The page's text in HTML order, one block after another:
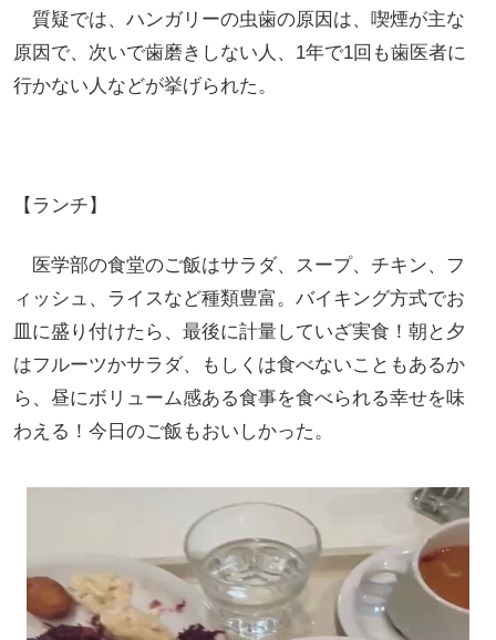
質疑では、ハンガリーの虫歯の原因は、喫煙が主な
原因で、次いで歯磨きしない人、1年で1回も歯医者に
行かない人などが挙げられた。
【ランチ】
医学部の食堂のご飯はサラダ、スープ、チキン、フ
ィッシュ、ライスなど種類豊富。バイキング方式でお
皿に盛り付けたら、最後に計量していざ実食！朝と夕
はフルーツかサラダ、もしくは食べないこともあるか
ら、昼にボリューム感ある食事を食べられる幸せを味
わえる！今日のご飯もおいしかった。